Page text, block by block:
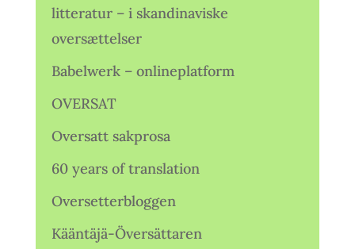
litteratur – i skandinaviske
oversættelser
Babelwerk – onlineplatform
OVERSAT
Oversatt sakprosa
60 years of translation
Oversetterbloggen
Kääntäjä-Översättaren